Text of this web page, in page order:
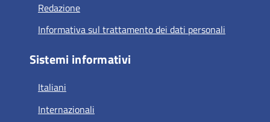
Redazione
Informativa sul trattamento dei dati personali
Sistemi informativi
Italiani
Internazionali